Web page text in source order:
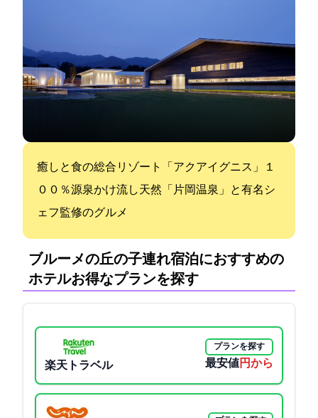
癒しと食の総合リゾート「アクアイグニス」１
００％源泉かけ流し天然「片岡温泉」と有名シ
ェフ監修のグルメ
ブルーメの丘の子連れ宿泊におすすめの
ホテル:お得なプランを探す
楽天トラベル
プランを探す
最安値9100円から